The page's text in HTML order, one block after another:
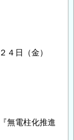
４日（金）
無電柱化推進